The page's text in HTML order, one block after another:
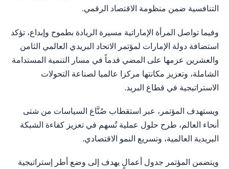
التنافسية ضمن منظومة الاقتصاد الرقمي.
وفيما تواصل المرأة الإماراتية مسيرة الريادة بطموح وإبداع، تؤكد
استضافة دولة الإمارات لمؤتمر الاتحاد البريدي العالمي الثامن
والعشرين عزمها على المضي قدماً في مسار التنمية المستدامة
الشاملة، وتعزيز مكانتها مركزا عالميا لصناعة التحولات
الاستراتيجية في قطاع البريد.
ويستهدف المؤتمر، عبر استقطاب صُنَّاع السياسات من شتى
أنحاء العالم، طرح حلول عملية تُسهم في تعزيز كفاءة الشبكة
البريدية العالمية، وتسريع النمو الاقتصادي.
ويتضمن المؤتمر جدول أعمالٍ يهدف إلى وضع أطر إستراتيجية